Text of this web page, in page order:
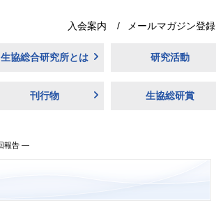
入会案内 メールマガジン登録
生協総合研究所とは 研究活動
刊行物 生協総研賞
報告 ―